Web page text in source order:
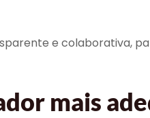
e colaborativa,
mais